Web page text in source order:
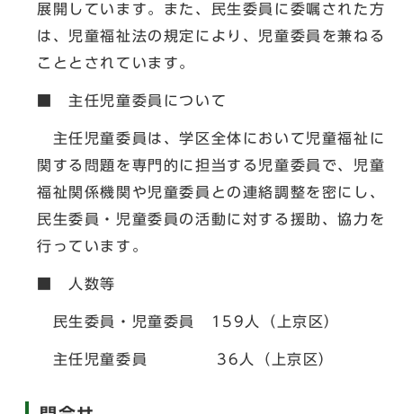
展開しています。また、民生委員に委嘱された方
は、児童福祉法の規定により、児童委員を兼ねる
こととされています。
■ 主任児童委員について
主任児童委員は、学区全体において児童福祉に
関する問題を専門的に担当する児童委員で、児童
福祉関係機関や児童委員との連絡調整を密にし、
民生委員・児童委員の活動に対する援助、協力を
行っています。
■ 人数等
民生委員・児童委員 159人（上京区）
主任児童委員 36人（上京区）